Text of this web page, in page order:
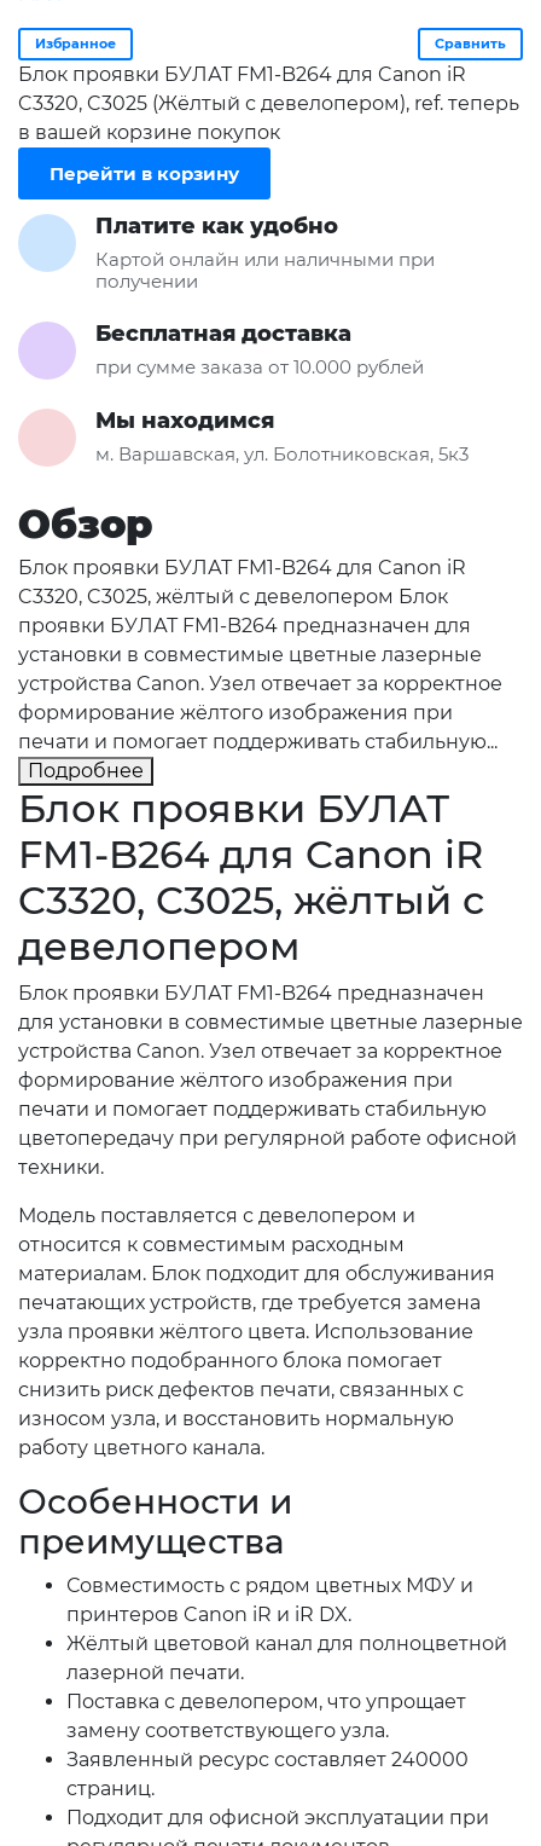
Избранное Сравнить
Блок проявки БУЛАТ FM1-B264 для Canon iR
C3320, C3025 (Жёлтый с девелопером), ref. теперь
в вашей корзине покупок
Перейти в корзину
Платите как удобно
Картой онлайн или наличными при
получении
Бесплатная доставка
при сумме заказа от 10.000 рублей
Мы находимся
м. Варшавская, ул. Болотниковская, 5к3
Обзор
Блок проявки БУЛАТ FM1-B264 для Canon iR
C3320, C3025, жёлтый с девелопером Блок
проявки БУЛАТ FM1-B264 предназначен для
установки в совместимые цветные лазерные
устройства Canon. Узел отвечает за корректное
формирование жёлтого изображения при
печати и помогает поддерживать стабильную...
Подробнее
Блок проявки БУЛАТ
FM1-B264 для Canon iR
C3320, C3025, жёлтый с
девелопером
Блок проявки БУЛАТ FM1-B264 предназначен
для установки в совместимые цветные лазерные
устройства Canon. Узел отвечает за корректное
формирование жёлтого изображения при
печати и помогает поддерживать стабильную
цветопередачу при регулярной работе офисной
техники.
Модель поставляется с девелопером и
относится к совместимым расходным
материалам. Блок подходит для обслуживания
печатающих устройств, где требуется замена
узла проявки жёлтого цвета. Использование
корректно подобранного блока помогает
снизить риск дефектов печати, связанных с
износом узла, и восстановить нормальную
работу цветного канала.
Особенности и
преимущества
Совместимость с рядом цветных МФУ и
принтеров Canon iR и iR DX.
Жёлтый цветовой канал для полноцветной
лазерной печати.
Поставка с девелопером, что упрощает
замену соответствующего узла.
Заявленный ресурс составляет 240000
страниц.
Подходит для офисной эксплуатации при